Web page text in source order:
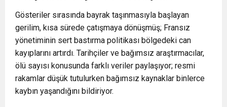
Gösteriler sırasında bayrak taşınmasıyla başlayan
gerilim, kısa sürede çatışmaya dönüşmüş; Fransız
yönetiminin sert bastırma politikası bölgedeki can
kayıplarını artırdı. Tarihçiler ve bağımsız araştırmacılar,
ölü sayısı konusunda farklı veriler paylaşıyor; resmi
rakamlar düşük tutulurken bağımsız kaynaklar binlerce
kaybın yaşandığını bildiriyor.